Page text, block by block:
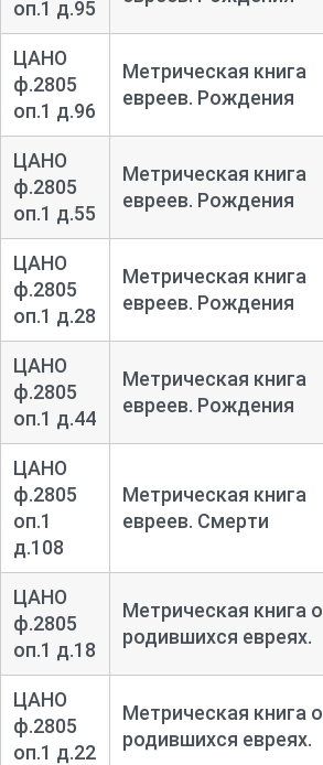
оп.1 д.95
ЦАНО
ф.2805
оп.1 д.96
Метрическая книга
евреев. Рождения
ЦАНО
ф.2805
оп.1 д.55
Метрическая книга
евреев. Рождения
ЦАНО
ф.2805
оп.1 д.28
Метрическая книга
евреев. Рождения
ЦАНО
ф.2805
оп.1 д.44
Метрическая книга
евреев. Рождения
ЦАНО
ф.2805
оп.1
д.108
Метрическая книга
евреев. Смерти
ЦАНО
ф.2805
оп.1 д.18
Метрическая книга о
родившихся евреях.
ЦАНО
ф.2805
оп.1 д.22
Метрическая книга о
родившихся евреях.